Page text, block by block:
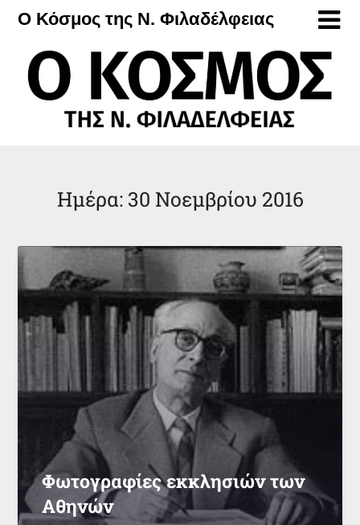
Μετάβαση
περιεχόμενο
Ο Κόσμος της Ν. Φιλαδέλφειας
Ημέρα: 30 Νοεμβρίου 2016
Φωτογραφίες εκκλησιών των
Αθηνών